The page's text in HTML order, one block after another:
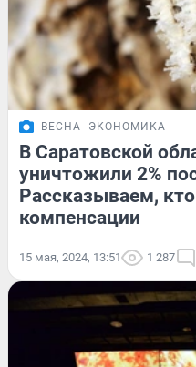
ВЕСНА ЭКОНОМИКА
В Саратовской
уничтожили 2%
Рассказываем,
компенсации
15 мая, 2024, 13:51 1 287